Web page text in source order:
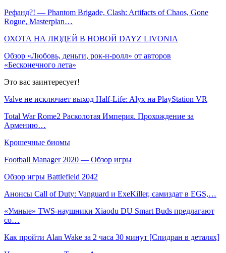
Рефанд?! — Phantom Brigade, Clash: Artifacts of Chaos, Gone
Rogue, Masterplan…
ОХОТА НА ЛЮДЕЙ В НОВОЙ DAYZ LIVONIA
Обзор «Любовь, деньги, рок-н-ролл» от авторов
«Бесконечного лета»
Это вас заинтересует!
Valve не исключает выход Half-Life: Alyx на PlayStation VR
Total War Rome2 Расколотая Империя. Прохождение за
Армению…
Крошечные биомы
Football Manager 2020 — Обзор игры
Обзор игры Battlefield 2042
Анонсы Call of Duty: Vanguard и ExeKiller, самиздат в EGS,…
«Умные» TWS-наушники Xiaodu DU Smart Buds предлагают
со…
Как пройти Alan Wake за 2 часа 30 минут [Спидран в деталях]